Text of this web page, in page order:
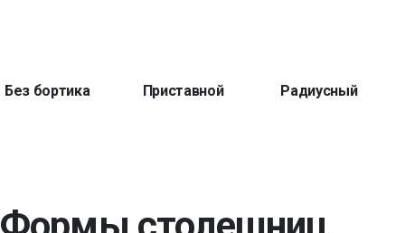
Без бортика Приставной Радиусный